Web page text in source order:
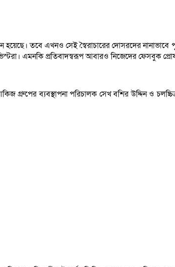
হয়েছে। তবে এখনও সেই স্বৈরাচারের দোসরদের
এমনকি প্রতিবাদস্বরূপ আবারও নিজেদের ফেসবুক
ব্যবস্থাপনা পরিচালক সেখ বশির উদ্দিন ও